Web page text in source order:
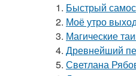
1. Быстрый
2. Моё утро
3. Магические
4. Древнейший
5. Светлана